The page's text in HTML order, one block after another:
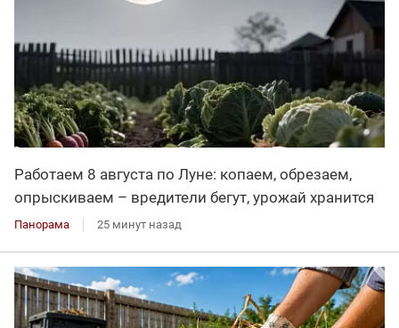
Работаем 8 августа по Луне: копаем, обрезаем,
опрыскиваем – вредители бегут, урожай хранится
Панорама 25 минут назад